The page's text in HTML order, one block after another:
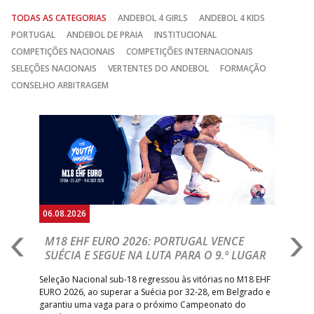
TODAS AS CATEGORIAS ANDEBOL 4 GIRLS
ANDEBOL 4 KIDS
PORTUGAL
ANDEBOL DE PRAIA
INSTITUCIONAL
COMPETIÇÕES NACIONAIS
COMPETIÇÕES INTERNACIONAIS
SELEÇÕES NACIONAIS
VERTENTES DO ANDEBOL
FORMAÇÃO
CONSELHO ARBITRAGEM
06.08.2026
M18 EHF EURO 2026: PORTUGAL VENCE
SUÉCIA E SEGUE NA LUTA PARA O 9.º LUGAR
Seleção Nacional sub-18 regressou às vitórias no M18 EHF
EURO 2026, ao superar a Suécia por 32-28, em Belgrado e
garantiu uma vaga para o próximo Campeonato do